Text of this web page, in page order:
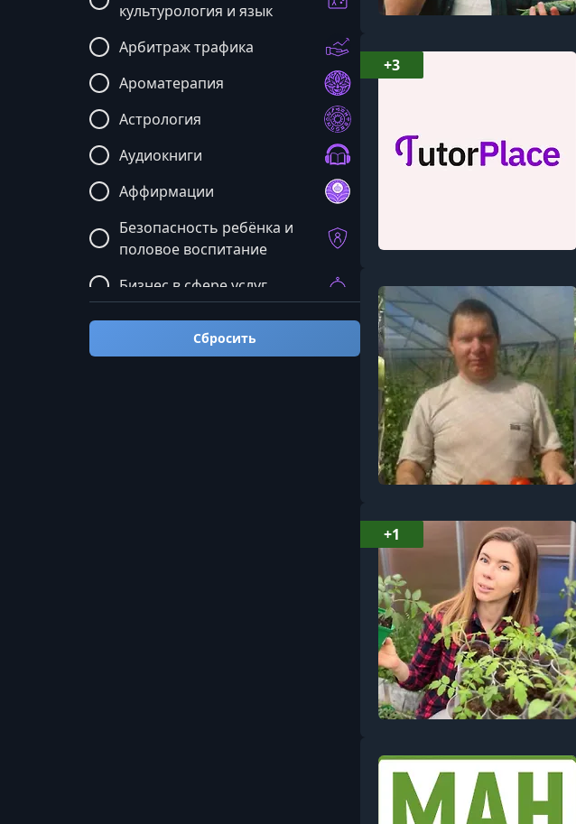
культурология и язык
Арбитраж трафика
Ароматерапия
Астрология
Аудиокниги
Аффирмации
Безопасность ребёнка и
половое воспитание
Бизнес в сфере услуг
Бизнес: мастермайнды и
общие курсыСбросить
+3
+1